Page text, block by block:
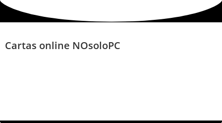
Cartas online NOsoloPC